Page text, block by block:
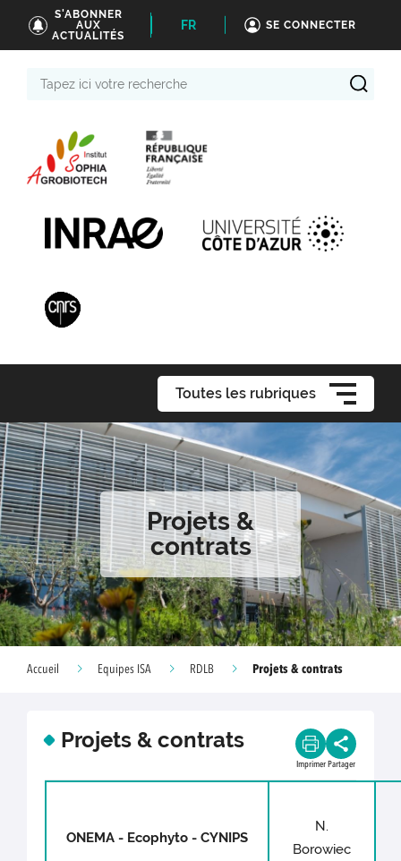
S'ABONNER
AUX
ACTUALITÉS
FR SE CONNECTER
Toutes les rubriques
Projets &
contrats
Accueil Equipes ISA RDLB Projets & contrats
Projets & contrats
Imprimer Partager
ONEMA - Ecophyto - CYNIPS
N.
Borowiec